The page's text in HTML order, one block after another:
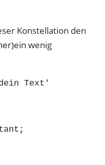
Konstellation den
wenig
Text'